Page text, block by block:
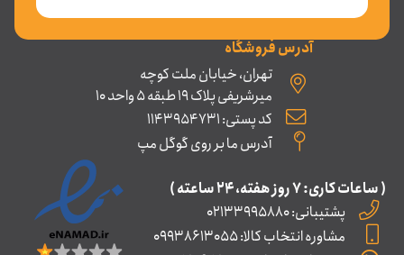
آدرس فروشگاه
تهران، خیابان ملت کوچه
میرشریفی پلاک 19 طبقه 5 واحد 10
کد پستی: 1143954731
آدرس ما بر روی گوگل مپ
( ساعات کاری: ۷ روز ﻫﻔﺘﻪ، ۲۴ ﺳﺎﻋﺘﻪ )
پشتیبانی: 02133995880
مشاوره انتخاب کالا: 09938613055